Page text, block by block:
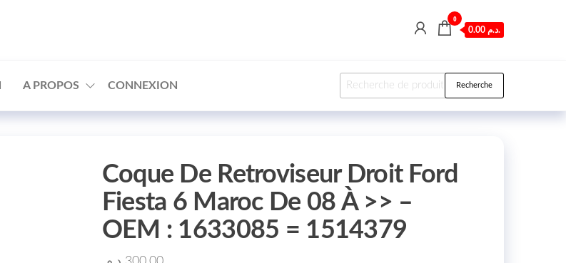
0
0.00 د.م.
A PROPOS CONNEXION Recherche pour : Recherche
Coque De Retroviseur Droit Ford
Fiesta 6 Maroc De 08 À >> –
OEM : 1633085 = 1514379